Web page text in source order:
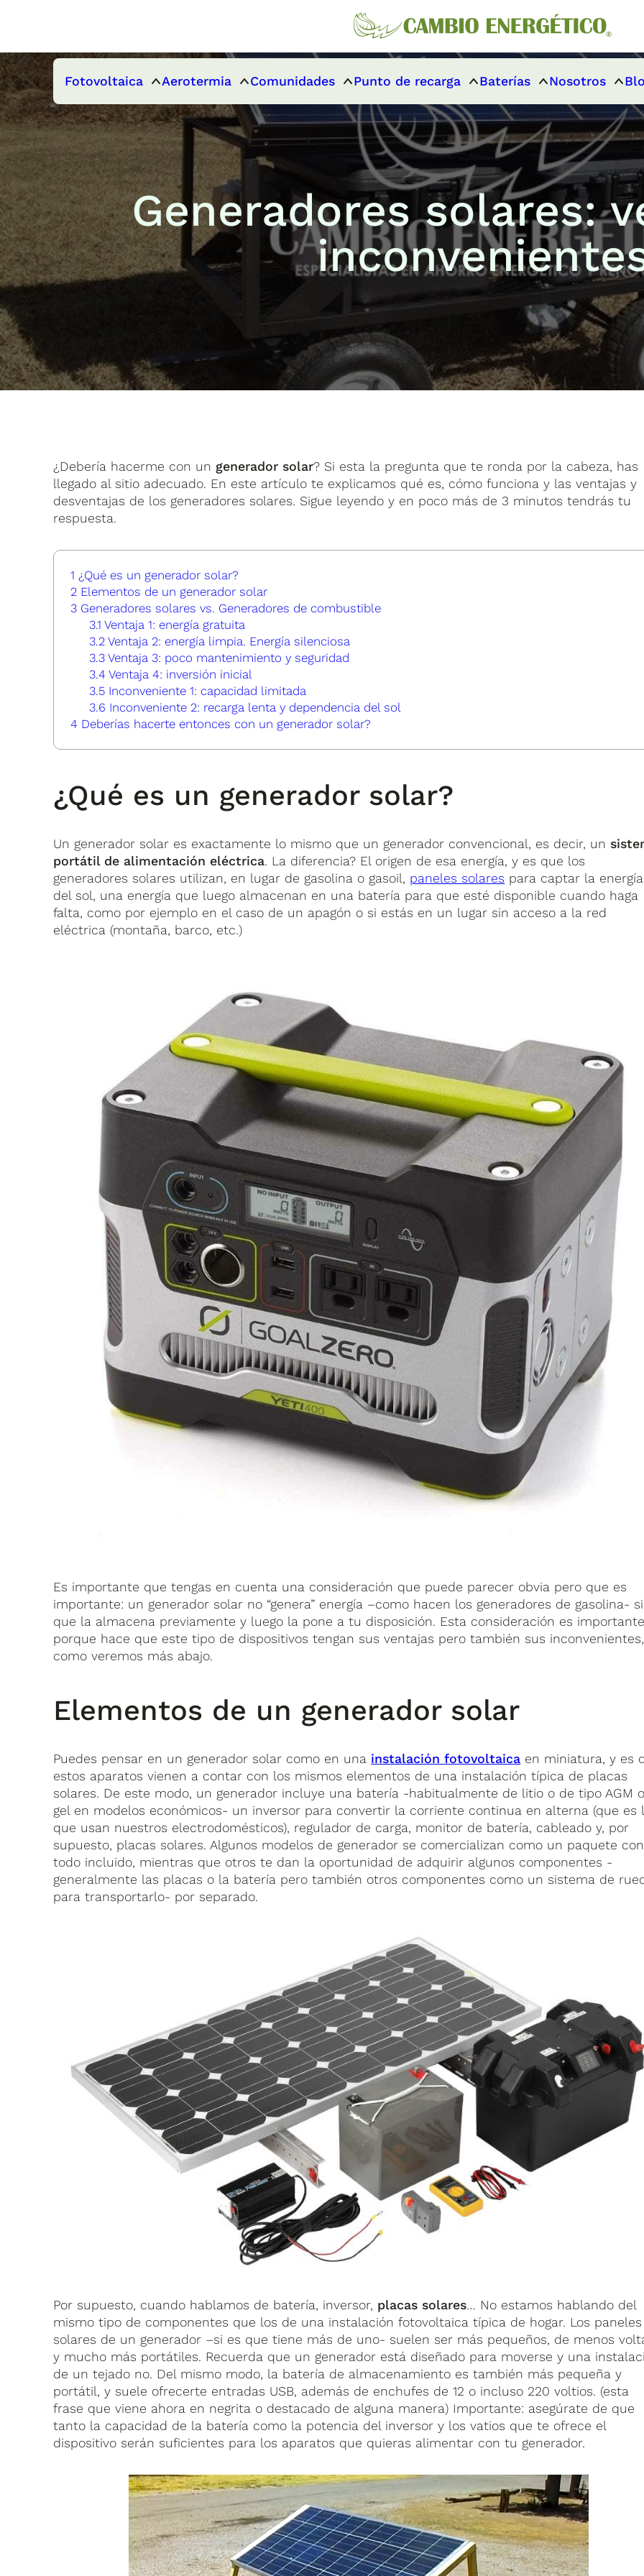
Fotovoltaica Aerotermia Comunidades Punto de recarga Baterías Nosotros
Generadores solares:
¿Debería hacerme con un generador solar? Si esta la pregunta que te ronda por la cabeza, has
llegado al sitio adecuado. En este artículo te explicamos qué es, cómo funciona y las ventajas y
desventajas de los generadores solares. Sigue leyendo y en poco más de 3 minutos tendrás tu
respuesta.
1 ¿Qué es un generador solar?
2 Elementos de un generador solar
3 Generadores solares vs. Generadores de combustible
3.1 Ventaja 1: energía gratuita
3.2Ventaja 2: energía limpia. Energía silenciosa
3.3Ventaja 3: poco mantenimiento y seguridad
3.4Ventaja 4: inversión inicial
3.5Inconveniente 1: capacidad limitada
3.6 Inconveniente 2: recarga lenta y dependencia del sol
4 Deberías hacerte entonces con un generador solar?
¿Qué es un generador solar?
Un generador solar es exactamente lo mismo que un generador convencional, es decir, un
portátil de alimentación eléctrica. La diferencia? El origen de esa energía, y es que los
generadores solares utilizan, en lugar de gasolina o gasoil, paneles solares para captar la energía
del sol, una energía que luego almacenan en una batería para que esté disponible cuando haga
falta, como por ejemplo en el caso de un apagón o si estás en un lugar sin acceso a la red
eléctrica (montaña, barco, etc.)
Es importante que tengas en cuenta una consideración que puede parecer obvia pero que es
importante: un generador solar no “genera” energía –como hacen los generadores de gasolina-
que la almacena previamente y luego la pone a tu disposición. Esta consideración es
porque hace que este tipo de dispositivos tengan sus ventajas pero también sus inconvenientes,
como veremos más abajo.
Elementos de un generador solar
Puedes pensar en un generador solar como en una instalación fotovoltaica en miniatura, y es
estos aparatos vienen a contar con los mismos elementos de una instalación típica de placas
solares. De este modo, un generador incluye una batería -habitualmente de litio o de tipo AGM
gel en modelos económicos- un inversor para convertir la corriente continua en alterna (que es
que usan nuestros electrodomésticos), regulador de carga, monitor de batería, cableado y, por
supuesto, placas solares. Algunos modelos de generador se comercializan como un paquete con
todo incluido, mientras que otros te dan la oportunidad de adquirir algunos componentes -
generalmente las placas o la batería pero también otros componentes como un sistema de
para transportarlo- por separado.
Por supuesto, cuando hablamos de batería, inversor, placas solares… No estamos hablando del
mismo tipo de componentes que los de una instalación fotovoltaica típica de hogar. Los paneles
solares de un generador –si es que tiene más de uno- suelen ser más pequeños, de menos
y mucho más portátiles. Recuerda que un generador está diseñado para moverse y una
de un tejado no. Del mismo modo, la batería de almacenamiento es también más pequeña y
portátil, y suele ofrecerte entradas USB, además de enchufes de 12 o incluso 220 voltios. (esta
frase que viene ahora en negrita o destacado de alguna manera) Importante: asegúrate de que
tanto la capacidad de la batería como la potencia del inversor y los vatios que te ofrece el
dispositivo serán suficientes para los aparatos que quieras alimentar con tu generador.